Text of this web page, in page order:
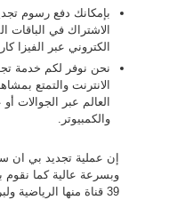
بإمكانك دفع رسوم
الاشتراك في الباقات
الكتروني عبر الفيزا
نحن نوفر لكم خدمة
الانترنت والتمتع
العالم عبر الجوالات
والكمبيوتر.
إن عملية تجديد بي ان
وبسرعة عالية كما نقوم
39 قناة منها الرياضية